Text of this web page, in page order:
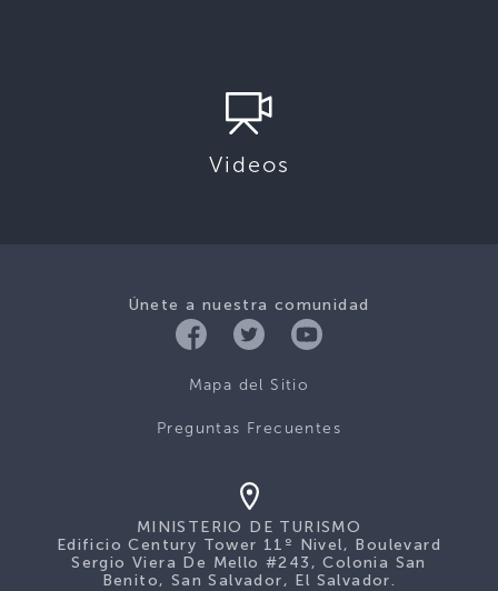
Videos
Únete a nuestra comunidad
Mapa del Sitio
Preguntas Frecuentes
MINISTERIO DE TURISMO
Edificio Century Tower 11º Nivel, Boulevard
Sergio Viera De Mello #243, Colonia San
Benito, San Salvador, El Salvador.